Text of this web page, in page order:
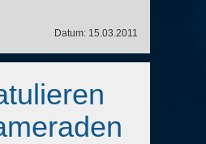
Datum: 15.03.2011